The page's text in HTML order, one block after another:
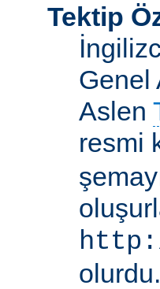
Tektip
Genel
Aslen
resmi
olurdu.